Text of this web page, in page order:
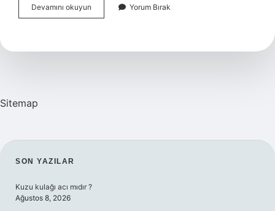
Devamını okuyun
Başkanı
Yorum Bırak
Sitemap
SIDEBAR
SON YAZILAR
Kuzu kulağı acı mıdır ?
Ağustos 8, 2026